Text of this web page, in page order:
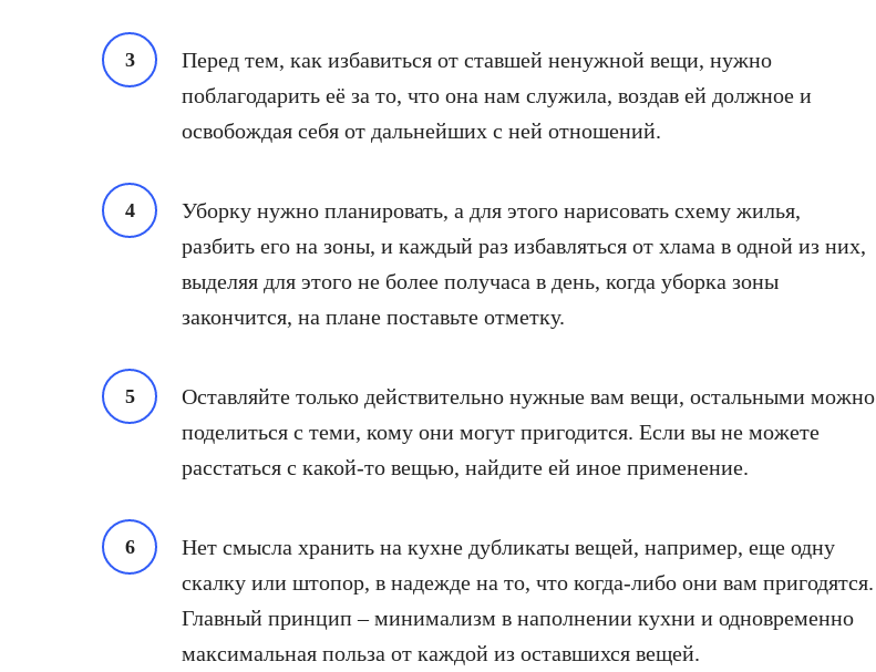
Перед тем, как избавиться от ставшей ненужной вещи, нужно
поблагодарить её за то, что она нам служила, воздав ей должное и
освобождая себя от дальнейших с ней отношений.
Уборку нужно планировать, а для этого нарисовать схему жилья,
разбить его на зоны, и каждый раз избавляться от хлама в одной из них,
выделяя для этого не более получаса в день, когда уборка зоны
закончится, на плане поставьте отметку.
Оставляйте только действительно нужные вам вещи, остальными можно
поделиться с теми, кому они могут пригодится. Если вы не можете
расстаться с какой-то вещью, найдите ей иное применение.
Нет смысла хранить на кухне дубликаты вещей, например, еще одну
скалку или штопор, в надежде на то, что когда-либо они вам пригодятся.
Главный принцип – минимализм в наполнении кухни и одновременно
максимальная польза от каждой из оставшихся вещей.